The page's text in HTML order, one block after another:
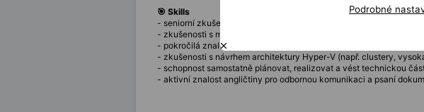
🎯 Skills
- seniorní zkušenosti se správou Hyper-V a virtualizovaných
- zkušenosti s migrací mezi virtualizačními platformami, ideálně z
- pokročilá znalost Windows Server a jeho služeb (Active Directory,
- zkušenosti s návrhem architektury Hyper-V (např. clustery,
- schopnost samostatně plánovat, realizovat a vést technickou
- aktivní znalost angličtiny pro odbornou komunikaci a psaní
Podrobné